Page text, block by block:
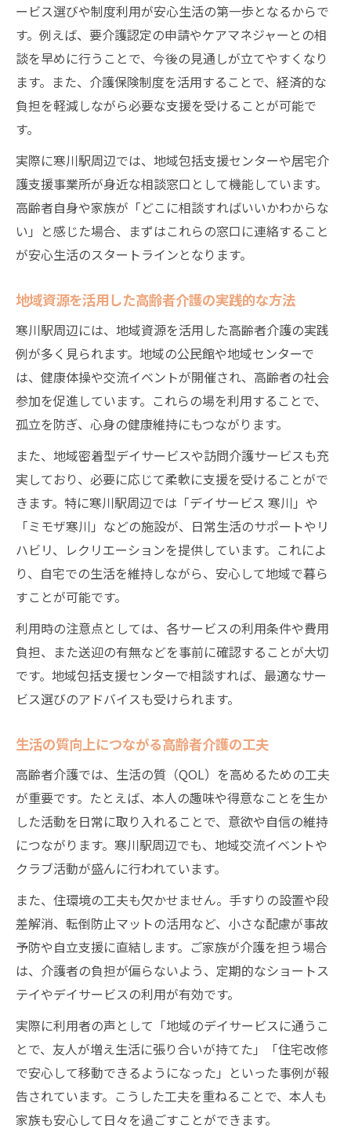
老後を快適に過ごすための地域資源活用法とは
高齢者介護に役立つ地域資源の見極め方
地域連携が支える高齢者介護の現状と未来
安心して暮らせるための地域サポート体制
寒川駅周辺で利用できる高齢者介護支援制
度
暮らしやすい寒川駅周辺における介護の工夫
高齢者介護を快適にする日常の工夫ポイン
寒川駅近くで始める高齢者介護の工夫事例
地域特有の高齢者介護サービス活用術
暮らしやすさを高める高齢者介護の実践法
高齢者介護を支える地域ボランティアの力
将来に備える高齢者介護の最新支援情報を解説
高齢者介護に役立つ最新支援制度の特徴を
解説
将来を見据えた高齢者介護の備え方とポイ
ント
知っておきたい高齢者介護の助成制度や相
談先
高齢者介護のための地域サポート情報まと
め
制度変更に対応した高齢者介護の最新動向
高齢化時代を生き抜く知恵と寒川駅周辺の実践
例
寒川駅周辺で実現する高齢者介護の工夫集
高齢者介護の現場で役立つアイデアと方法
地域の高齢者介護事例から学ぶ生活の工夫
高齢化社会における高齢者介護の新しい形
ービス選びや制度利用が安心生活の第一歩となるからで
す。例えば、要介護認定の申請やケアマネジャーとの相
談を早めに行うことで、今後の見通しが立てやすくなり
ます。また、介護保険制度を活用することで、経済的な
負担を軽減しながら必要な支援を受けることが可能で
す。
実際に寒川駅周辺では、地域包括支援センターや居宅介
護支援事業所が身近な相談窓口として機能しています。
高齢者自身や家族が「どこに相談すればいいかわからな
い」と感じた場合、まずはこれらの窓口に連絡すること
が安心生活のスタートラインとなります。
地域資源を活用した高齢者介護の実践的な方法
寒川駅周辺には、地域資源を活用した高齢者介護の実践
例が多く見られます。地域の公民館や地域センターで
は、健康体操や交流イベントが開催され、高齢者の社会
参加を促進しています。これらの場を利用することで、
孤立を防ぎ、心身の健康維持にもつながります。
また、地域密着型デイサービスや訪問介護サービスも充
実しており、必要に応じて柔軟に支援を受けることがで
きます。特に寒川駅周辺では「デイサービス 寒川」や
「ミモザ寒川」などの施設が、日常生活のサポートやリ
ハビリ、レクリエーションを提供しています。これによ
り、自宅での生活を維持しながら、安心して地域で暮ら
すことが可能です。
利用時の注意点としては、各サービスの利用条件や費用
負担、また送迎の有無などを事前に確認することが大切
です。地域包括支援センターで相談すれば、最適なサー
ビス選びのアドバイスも受けられます。
生活の質向上につながる高齢者介護の工夫
高齢者介護では、生活の質（QOL）を高めるための工夫
が重要です。たとえば、本人の趣味や得意なことを生か
した活動を日常に取り入れることで、意欲や自信の維持
につながります。寒川駅周辺でも、地域交流イベントや
クラブ活動が盛んに行われています。
また、住環境の工夫も欠かせません。手すりの設置や段
差解消、転倒防止マットの活用など、小さな配慮が事故
予防や自立支援に直結します。ご家族が介護を担う場合
は、介護者の負担が偏らないよう、定期的なショートス
テイやデイサービスの利用が有効です。
実際に利用者の声として「地域のデイサービスに通うこ
とで、友人が増え生活に張り合いが持てた」「住宅改修
で安心して移動できるようになった」といった事例が報
告されています。こうした工夫を重ねることで、本人も
家族も安心して日々を過ごすことができます。